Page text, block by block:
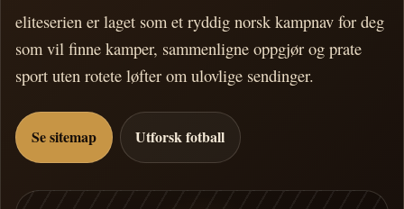
eliteserien er laget som et ryddig norsk kampnav for deg
som vil finne kamper, sammenligne oppgjør og prate
sport uten rotete løfter om ulovlige sendinger.
Se sitemap Utforsk fotball